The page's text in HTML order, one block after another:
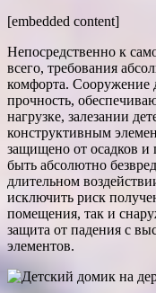
[embedded content]
Непосредственно к
всего, требования
комфорта.
прочность,
нагрузке, залезании
конструктивным
защищено от осадков и
быть абсолютно
длительном
исключить риск
помещения, так и
защита от падения с
элементов.